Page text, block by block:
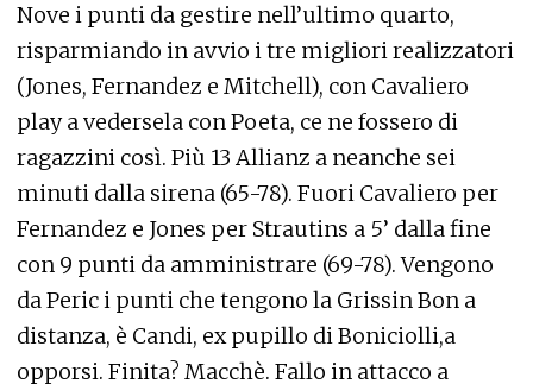
Nove i punti da gestire nell’ultimo quarto,
risparmiando in avvio i tre migliori realizzatori
(Jones, Fernandez e Mitchell), con Cavaliero
play a vedersela con Poeta, ce ne fossero di
ragazzini così. Più 13 Allianz a neanche sei
minuti dalla sirena (65-78). Fuori Cavaliero per
Fernandez e Jones per Strautins a 5’ dalla fine
con 9 punti da amministrare (69-78). Vengono
da Peric i punti che tengono la Grissin Bon a
distanza, è Candi, ex pupillo di Boniciolli,a
opporsi. Finita? Macchè. Fallo in attacco a